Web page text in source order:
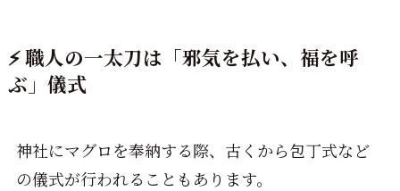
⚡️ 職人の一太刀は「邪気を払い、福を呼
ぶ」儀式
神社にマグロを奉納する際、古くから包丁式など
の儀式が行われることもあります。